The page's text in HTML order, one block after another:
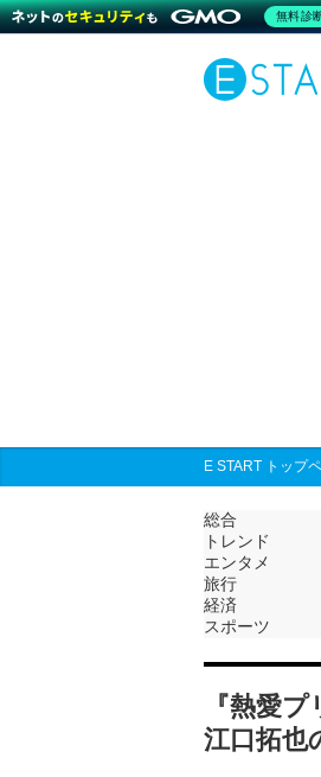
E START トップ
総合
トレンド
エンタメ
旅行
経済
スポーツ
『熱愛
江口拓也
無料診